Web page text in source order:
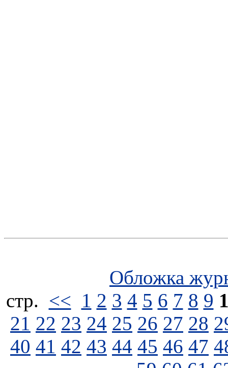
Обложка
стp. << 1 2 3 4 5 6 7 8 9
21 22 23 24 25 26 27 28
40 41 42 43 44 45 46 47